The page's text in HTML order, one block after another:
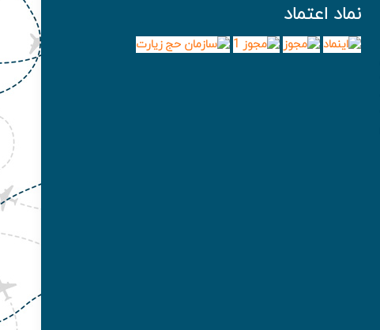
نماد اعتماد